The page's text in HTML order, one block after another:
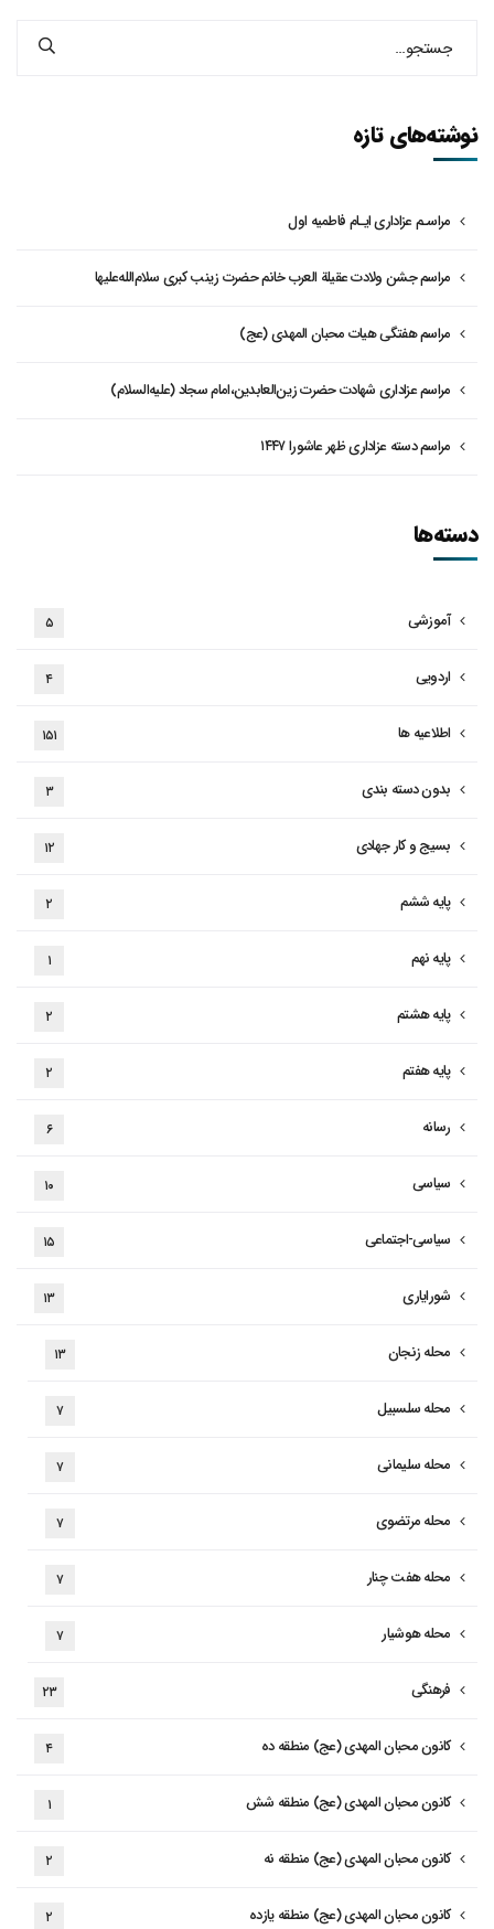
نوشته‌های تازه
مراسـم عزاداری ایـام فاطمیه اول
مراسم جشن ولادت عقیلة العرب خانم حضرت زینب کبری سلام‌الله‌علیها
مراسم هفتگی هیات محبان المهدی (عج)
مراسم عزاداری شهادت حضرت زین‌العابدین،امام سجاد (علیه‌السلام)
مراسم دسته عزاداری ظهر عاشورا ۱۴۴۷
دسته‌ها
آموزشی ۵
اردویی ۴
اطلاعیه ها ۱۵۱
بدون دسته بندی ۳
بسیج و کار جهادی ۱۲
پایه ششم ۲
پایه نهم ۱
پایه هشتم ۲
پایه هفتم ۲
رسانه ۶
سیاسی ۱۰
سیاسی-اجتماعی ۱۵
شورایاری ۱۳
محله زنجان ۱۳
محله سلسبیل ۷
محله سلیمانی ۷
محله مرتضوی ۷
محله هفت چنار ۷
محله هوشیار ۷
فرهنگی ۲۳
کانون محبان المهدی (عج) منطقه ده ۴
کانون محبان المهدی (عج) منطقه شش ۱
کانون محبان المهدی (عج) منطقه نه ۲
کانون محبان المهدی (عج) منطقه یازده ۲